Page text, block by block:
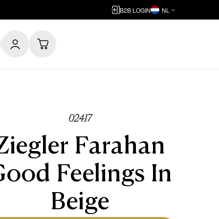
B2B LOGIN NL
02417
Farahan
Feelings In
Beige